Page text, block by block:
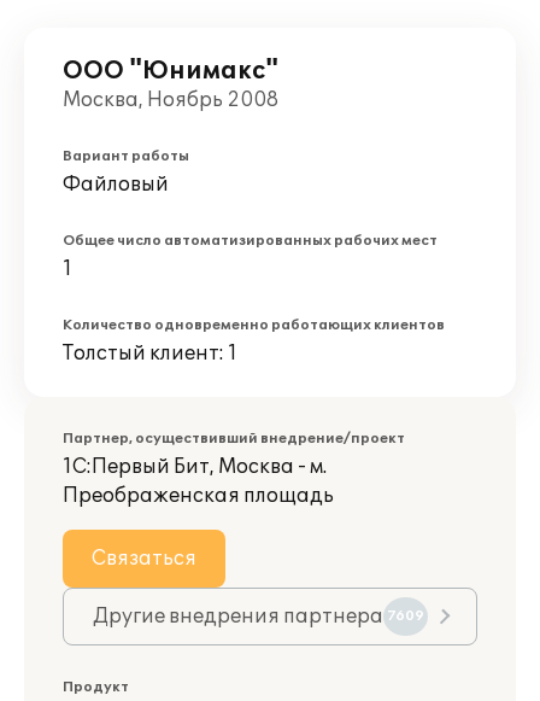
ООО "Юнимакс"
Москва, Ноябрь 2008
Вариант работы
Файловый
Общее число автоматизированных рабочих мест
1
Количество одновременно работающих клиентов
Толстый клиент: 1
Партнер, осуществивший внедрение/проект
1С:Первый Бит, Москва - м.
Преображенская площадь
Связаться
Другие внедрения партнера 7609
Продукт